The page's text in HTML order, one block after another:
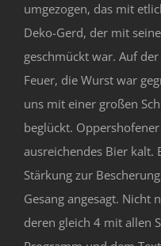
umgezogen, das mit
Deko-Gerd, der mit
geschmückt war. Auf
Feuer, die Wurst war
uns mit einer großen
beglückt.
ausreichendes Bier kalt.
Stärkung zur
Gesang angesagt. Nicht
deren gleich 4 mit allen